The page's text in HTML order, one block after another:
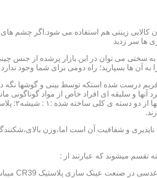
کالایی زینتی هم استفاده می شود.اگر چشم
ها سر زدید
سختی می توان در این بازار پرشده از جنس
به آن ها بسپارید؛ راه دومی برای شما وجود
درست شده استکه توسط بینی و گوشها نگه
آنها و سلیقه ای افراد خاص از مواد گوناگونی
عدسی
و شفافیت آن است اما،وزن
تقسم میشوند که عبارتند از :